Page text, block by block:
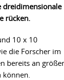
dreidimensionale
rücken.
10 x 10
die Forscher im
bereits an
können.